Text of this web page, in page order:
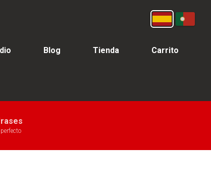
Blog Tienda Carrito
Español